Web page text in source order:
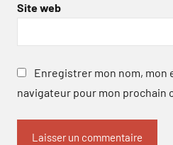
Site web
Enregistrer mon nom, mon
navigateur pour mon prochain